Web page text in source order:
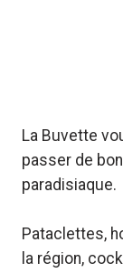
La Buvette
passer de
paradisiaque.
Pataclettes,
la région,